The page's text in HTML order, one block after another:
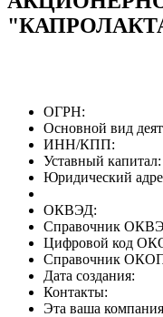
ОГРН:
Основной вид
ИНН/КПП:
Уставный капитал:
Юридический
ОКВЭД:
Справочник
Цифровой код
Справочник
Дата создания:
Контакты:
Эта ваша